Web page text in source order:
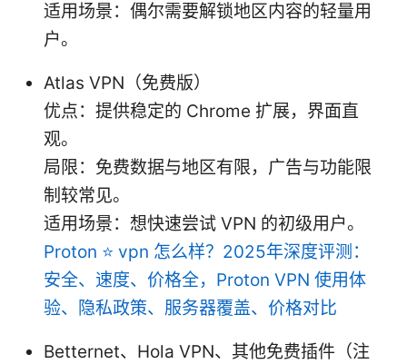
适用场景：偶尔需要解锁地区内容的轻量用
户。
Atlas VPN（免费版）
优点：提供稳定的 Chrome 扩展，界面直
观。
局限：免费数据与地区有限，广告与功能限
制较常见。
适用场景：想快速尝试 VPN 的初级用户。
Proton ⭐ vpn 怎么样？2025年深度评测：
安全、速度、价格全，Proton VPN 使用体
验、隐私政策、服务器覆盖、价格对比
Betternet、Hola VPN、其他免费插件（注